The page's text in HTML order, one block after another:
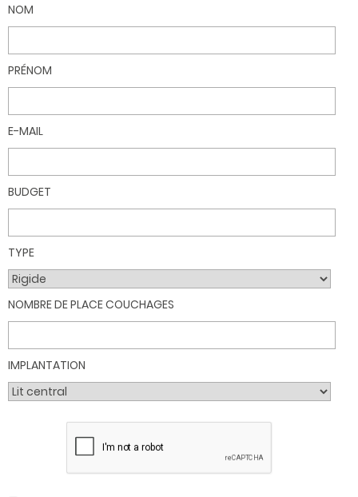
NOM
PRÉNOM
E-MAIL
BUDGET
TYPE
NOMBRE DE PLACE COUCHAGES
IMPLANTATION